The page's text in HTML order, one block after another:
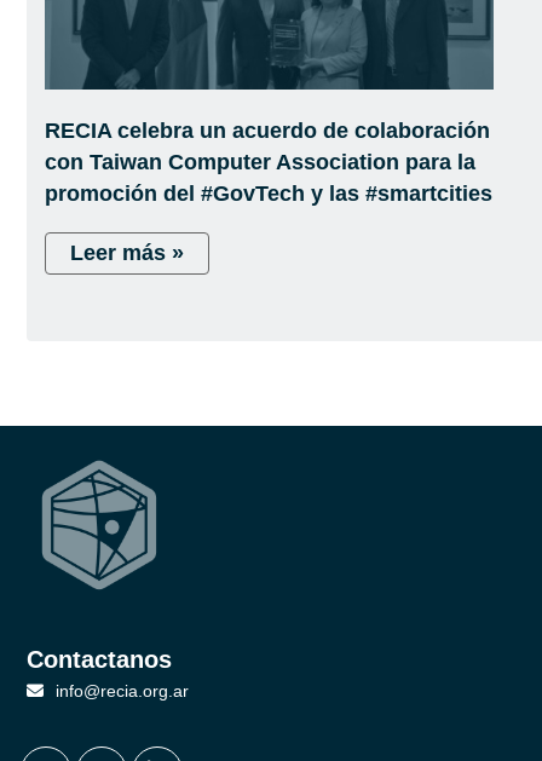
RECIA celebra un acuerdo de colaboración
con Taiwan Computer Association para la
promoción del #GovTech y las #smartcities
Leer más »
Contactanos
info@recia.org.ar